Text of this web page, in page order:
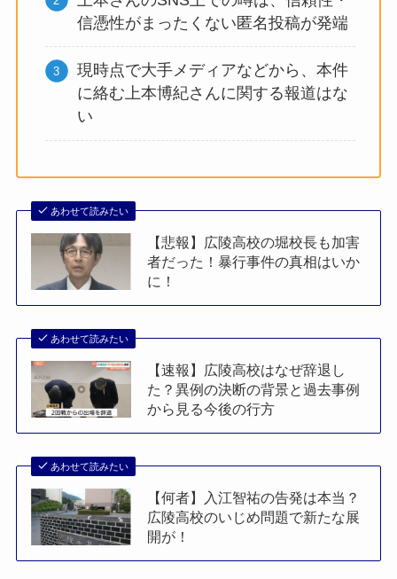
信憑性がまったくない匿名投稿が発端
現時点で大手メディアなどから、本件
に絡む上本博紀さんに関する報道はな
い
あわせて読みたい
【悲報】広陵高校の堀校長も加害
者だった！暴行事件の真相はいか
に！
あわせて読みたい
【速報】広陵高校はなぜ辞退し
た？異例の決断の背景と過去事例
から見る今後の行方
あわせて読みたい
【何者】入江智祐の告発は本当？
広陵高校のいじめ問題で新たな展
開が！